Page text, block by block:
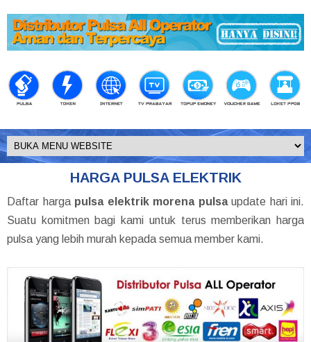
HARGA PULSA ELEKTRIK
Daftar harga pulsa elektrik morena pulsaupdate hari ini.
Suatu komitmen bagi kami untuk terus memberikan harga
pulsa yang lebih murah kepada semua member kami.